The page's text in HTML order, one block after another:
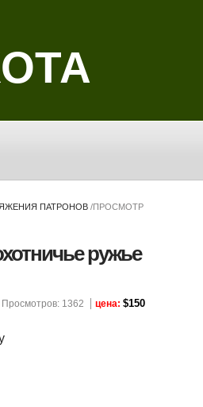
ПАТРОНОВ /ПРОСМОТР
ружье
Просмотров: 1362 цена: $150